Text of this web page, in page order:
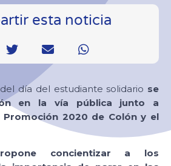
esta noticia
día del estudiante solidario se
en la vía pública junto a
2020 de Colón y el
concientizar a los